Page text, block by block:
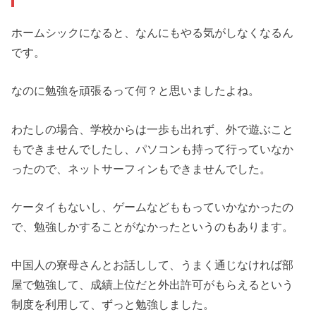
ホームシックになると、なんにもやる気がしなくなるん
です。
なのに勉強を頑張るって何？と思いましたよね。
わたしの場合、学校からは一歩も出れず、外で遊ぶこと
もできませんでしたし、パソコンも持って行っていなか
ったので、ネットサーフィンもできませんでした。
ケータイもないし、ゲームなどももっていかなかったの
で、勉強しかすることがなかったというのもあります。
中国人の寮母さんとお話しして、うまく通じなければ部
屋で勉強して、成績上位だと外出許可がもらえるという
制度を利用して、ずっと勉強しました。